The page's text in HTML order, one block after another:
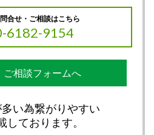
合せ・ご相談はこちら
6182-9154
ご相談フォームへ
い為繋がりやすい
しております。